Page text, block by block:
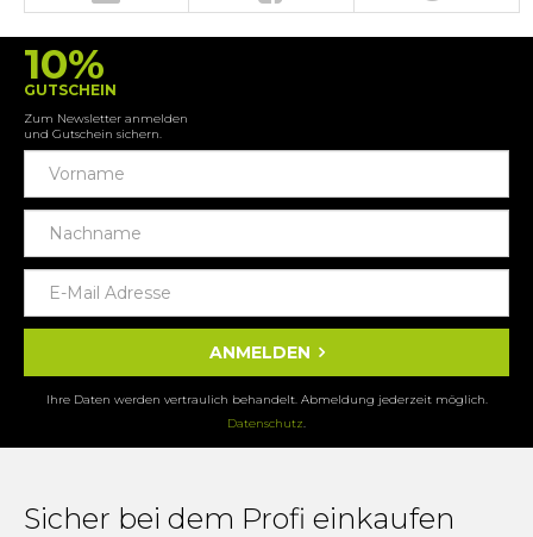
10%
GUTSCHEIN
Zum Newsletter anmelden
und Gutschein sichern.
ANMELDEN
Ihre Daten werden vertraulich behandelt. Abmeldung jederzeit möglich.
Datenschutz.
Sicher bei dem Profi einkaufen